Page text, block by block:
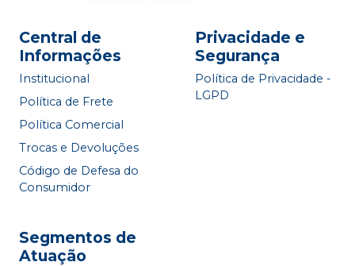
Central de
Informações
Institucional
Política de Frete
Política Comercial
Trocas e Devoluções
Código de Defesa do
Consumidor
Privacidade e
Segurança
Política de Privacidade -
LGPD
Segmentos de
Atuação